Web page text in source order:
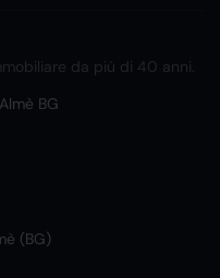
da più di 40 anni.
BG
(BG)